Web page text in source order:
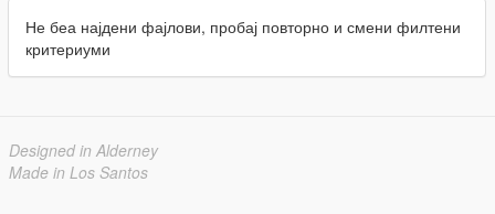
Не беа најдени фајлови, пробај повторно и смени филтени
критериуми
Designed in Alderney
Made in Los Santos